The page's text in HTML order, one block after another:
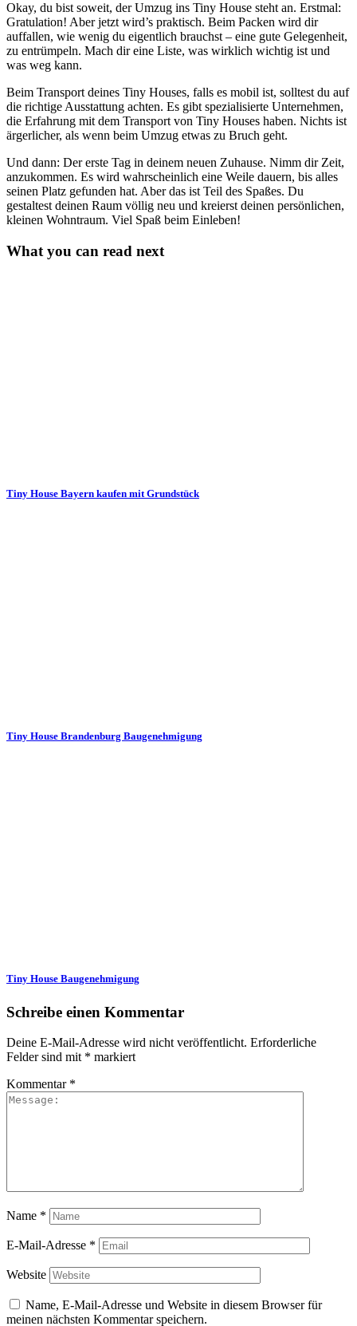
Okay, du bist soweit, der Umzug ins Tiny House steht an. Erstmal:
Gratulation! Aber jetzt wird’s praktisch. Beim Packen wird dir
auffallen, wie wenig du eigentlich brauchst – eine gute Gelegenheit,
zu entrümpeln. Mach dir eine Liste, was wirklich wichtig ist und
was weg kann.
Beim Transport deines Tiny Houses, falls es mobil ist, solltest du auf
die richtige Ausstattung achten. Es gibt spezialisierte Unternehmen,
die Erfahrung mit dem Transport von Tiny Houses haben. Nichts ist
ärgerlicher, als wenn beim Umzug etwas zu Bruch geht.
Und dann: Der erste Tag in deinem neuen Zuhause. Nimm dir Zeit,
anzukommen. Es wird wahrscheinlich eine Weile dauern, bis alles
seinen Platz gefunden hat. Aber das ist Teil des Spaßes. Du
gestaltest deinen Raum völlig neu und kreierst deinen persönlichen,
kleinen Wohntraum. Viel Spaß beim Einleben!
What you can read next
Tiny House Bayern kaufen mit Grundstück
Tiny House Brandenburg Baugenehmigung
Tiny House Baugenehmigung
Schreibe einen Kommentar
Deine E-Mail-Adresse wird nicht veröffentlicht. Erforderliche
Felder sind mit * markiert
Kommentar *
Name *
E-Mail-Adresse *
Website
Name, E-Mail-Adresse und Website in diesem Browser für
meinen nächsten Kommentar speichern.